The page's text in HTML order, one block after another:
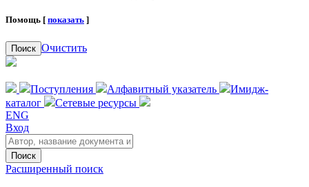
Помощь [ показать ]
Поиск Очистить
Поступления Алфавитный указатель
Имидж-
каталог
Сетевые ресурсы
ENG
Вход
Поиск
Расширенный поиск